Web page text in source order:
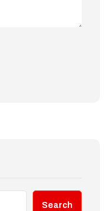
Search